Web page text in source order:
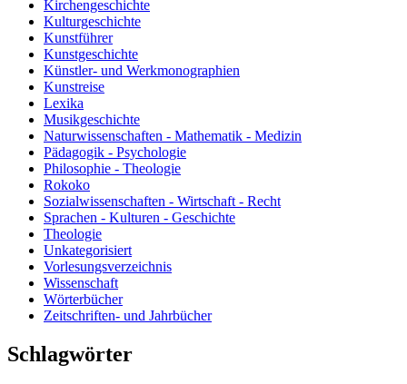
Kirchengeschichte
Kulturgeschichte
Kunstführer
Kunstgeschichte
Künstler- und Werkmonographien
Kunstreise
Lexika
Musikgeschichte
Naturwissenschaften - Mathematik - Medizin
Pädagogik - Psychologie
Philosophie - Theologie
Rokoko
Sozialwissenschaften - Wirtschaft - Recht
Sprachen - Kulturen - Geschichte
Theologie
Unkategorisiert
Vorlesungsverzeichnis
Wissenschaft
Wörterbücher
Zeitschriften- und Jahrbücher
Schlagwörter